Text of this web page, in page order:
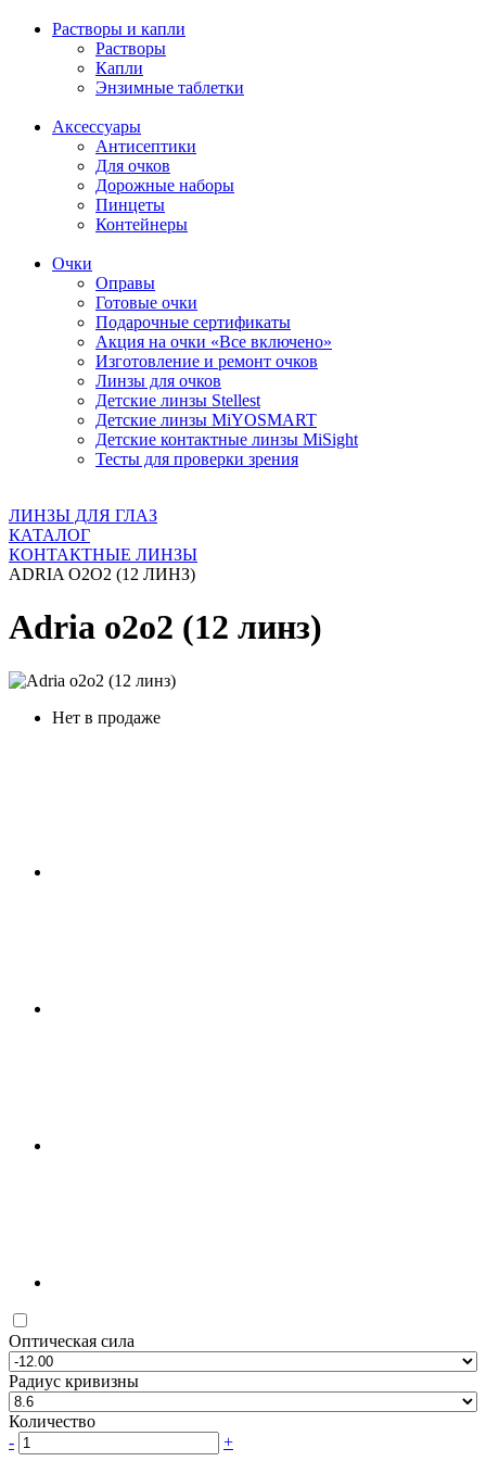
Растворы и капли
Растворы
Капли
Энзимные таблетки
Аксессуары
Антисептики
Для очков
Дорожные наборы
Пинцеты
Контейнеры
Очки
Оправы
Готовые очки
Подарочные сертификаты
Акция на очки «Все включено»
Изготовление и ремонт очков
Линзы для очков
Детские линзы Stellest
Детские линзы MiYOSMART
Детские контактные линзы MiSight
Тесты для проверки зрения
ЛИНЗЫ ДЛЯ ГЛАЗ
КАТАЛОГ
КОНТАКТНЫЕ ЛИНЗЫ
ADRIA O2O2 (12 ЛИНЗ)
Adria o2o2 (12 линз)
Нет в продаже
Оптическая сила
Радиус кривизны
Количество
-
+